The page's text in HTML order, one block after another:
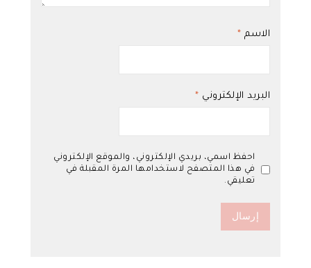
الاسم *
البريد الإلكتروني *
احفظ اسمي، بريدي الإلكتروني، والموقع الإلكتروني
في هذا المتصفح لاستخدامها المرة المقبلة في
تعليقي.